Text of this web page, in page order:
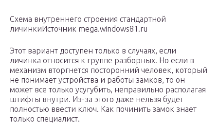
Схема внутреннего строения стандартной
личинкиИсточник mega.windows81.ru
Этот вариант доступен только в случаях, если
личинка относится к группе разборных. Но если в
механизм вторгнется посторонний человек, который
не понимает устройства и работы замков, то он
может все только усугубить, неправильно располагая
штифты внутри. Из-за этого даже нельзя будет
полностью ввести ключ. Как починить замок знает
только специалист.